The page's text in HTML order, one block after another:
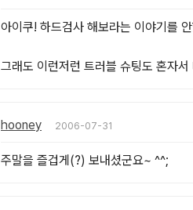
아이쿠! 하드검사 해보라는 이야기를
그래도 이런저런 트러블 슈팅도 혼자
hooney 2006-07-31
주말을 즐겁게(?) 보내셨군요~ ^^;